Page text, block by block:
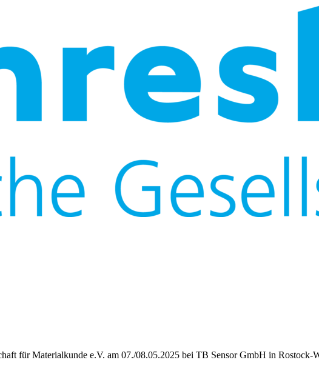
für Materialkunde e.V. am 07./08.05.2025 bei TB Sensor GmbH in Rostock-